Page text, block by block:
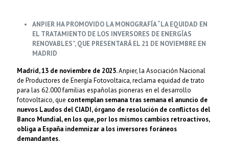
ANPIER HA PROMOVIDO LA MONOGRAFÍA “LA EQUIDAD EN
EL TRATAMIENTO DE LOS INVERSORES DE ENERGÍAS
RENOVABLES”, QUE PRESENTARÁ EL 21 DE NOVIEMBRE EN
MADRID
Madrid, 13 de noviembre de 2025.Anpier, la Asociación Nacional
de Productores de Energía Fotovoltaica, reclama equidad de trato
para las 62.000 familias españolas pioneras en el desarrollo
fotovoltaico, que contemplan semana tras semana el anuncio de
nuevos Laudos del CIADI, órgano de resolución de conflictos del
Banco Mundial, en los que, por los mismos cambios retroactivos,
obliga a España indemnizar a los inversores foráneos
demandantes.